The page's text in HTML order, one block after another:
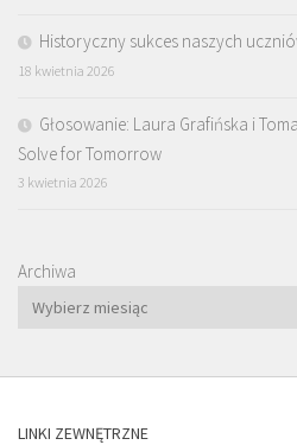
Historyczny sukces naszych
18 kwietnia 2026
Głosowanie: Laura Grafińska i
Solve for Tomorrow
3 kwietnia 2026
Archiwa
LINKI ZEWNĘTRZNE